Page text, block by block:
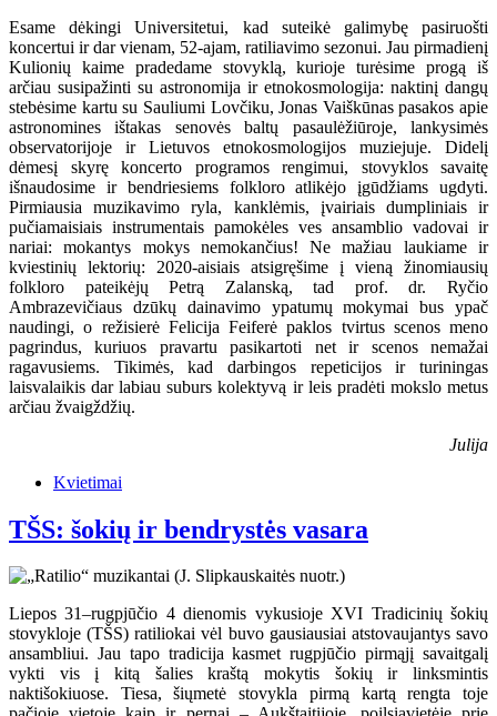
Esame dėkingi Universitetui, kad suteikė galimybę pasiruošti
koncertui ir dar vienam, 52-ajam, ratiliavimo sezonui. Jau pirmadienį
Kulionių kaime pradedame stovyklą, kurioje turėsime progą iš
arčiau susipažinti su astronomija ir etnokosmologija: naktinį dangų
stebėsime kartu su Sauliumi Lovčiku, Jonas Vaiškūnas pasakos apie
astronomines ištakas senovės baltų pasaulėžiūroje, lankysimės
observatorijoje ir Lietuvos etnokosmologijos muziejuje. Didelį
dėmesį skyrę koncerto programos rengimui, stovyklos savaitę
išnaudosime ir bendriesiems folkloro atlikėjo įgūdžiams ugdyti.
Pirmiausia muzikavimo ryla, kanklėmis, įvairiais dumpliniais ir
pučiamaisiais instrumentais pamokėles ves ansamblio vadovai ir
nariai: mokantys mokys nemokančius! Ne mažiau laukiame ir
kviestinių lektorių: 2020-aisiais atsigręšime į vieną žinomiausių
folkloro pateikėjų Petrą Zalanską, tad prof. dr. Ryčio
Ambrazevičiaus dzūkų dainavimo ypatumų mokymai bus ypač
naudingi, o režisierė Felicija Feiferė paklos tvirtus scenos meno
pagrindus, kuriuos pravartu pasikartoti net ir scenos nemažai
ragavusiems. Tikimės, kad darbingos repeticijos ir turiningas
laisvalaikis dar labiau suburs kolektyvą ir leis pradėti mokslo metus
arčiau žvaigždžių.
Julija
Kvietimai
TŠS: šokių ir bendrystės vasara
Liepos 31–rugpjūčio 4 dienomis vykusioje XVI Tradicinių šokių
stovykloje (TŠS) ratiliokai vėl buvo gausiausiai atstovaujantys savo
ansambliui. Jau tapo tradicija kasmet rugpjūčio pirmąjį savaitgalį
vykti vis į kitą šalies kraštą mokytis šokių ir linksmintis
naktišokiuose. Tiesa, šiųmetė stovykla pirmą kartą rengta toje